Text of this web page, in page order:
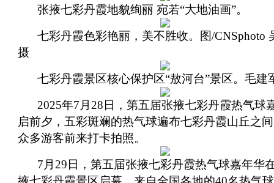
张掖七彩丹霞地貌绚丽 宛若“大地油画”。
七彩丹霞色彩艳丽，美不胜收。图/CNSphoto
摄
七彩丹霞景区核心保护区“敖河台”景区。毛建
2025年7月28日，第五届张掖七彩丹霞热气球
启前夕，五彩斑斓的热气球遍布七彩丹霞山丘之
众多游客前来打卡拍照。
7月29日，第五届张掖七彩丹霞热气球嘉年华